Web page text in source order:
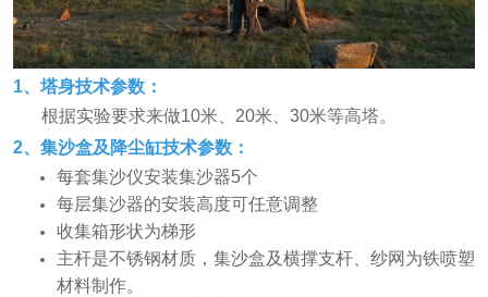
1、塔身技术参数：
根据实验要求来做10米、20米、30米等高塔。
2、集沙盒及降尘缸技术参数：
每套集沙仪安装集沙器5个
每层集沙器的安装高度可任意调整
收集箱形状为梯形
主杆是不锈钢材质，集沙盒及横撑支杆、纱网为铁喷塑
材料制作。